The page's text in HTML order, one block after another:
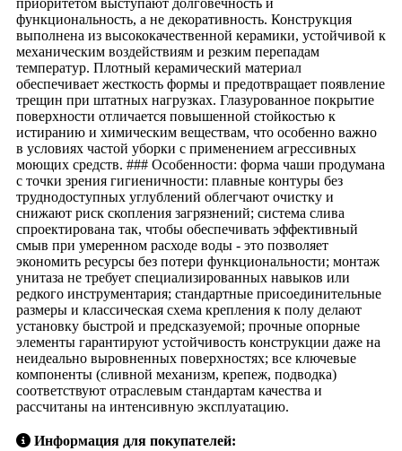
приоритетом выступают долговечность и
функциональность, а не декоративность. Конструкция
выполнена из высококачественной керамики, устойчивой к
механическим воздействиям и резким перепадам
температур. Плотный керамический материал
обеспечивает жесткость формы и предотвращает появление
трещин при штатных нагрузках. Глазурованное покрытие
поверхности отличается повышенной стойкостью к
истиранию и химическим веществам, что особенно важно
в условиях частой уборки с применением агрессивных
моющих средств. ### Особенности: форма чаши продумана
с точки зрения гигиеничности: плавные контуры без
труднодоступных углублений облегчают очистку и
снижают риск скопления загрязнений; система слива
спроектирована так, чтобы обеспечивать эффективный
смыв при умеренном расходе воды - это позволяет
экономить ресурсы без потери функциональности; монтаж
унитаза не требует специализированных навыков или
редкого инструментария; стандартные присоединительные
размеры и классическая схема крепления к полу делают
установку быстрой и предсказуемой; прочные опорные
элементы гарантируют устойчивость конструкции даже на
неидеально выровненных поверхностях; все ключевые
компоненты (сливной механизм, крепеж, подводка)
соответствуют отраслевым стандартам качества и
рассчитаны на интенсивную эксплуатацию.
Информация для покупателей: